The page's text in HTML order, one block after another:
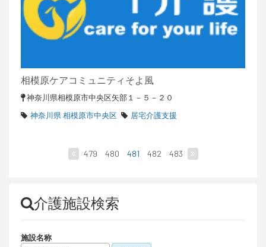
相模原ケアコミュニティそよ風
神奈川県相模原市中央区矢部１－５－２０
神奈川県 相模原市中央区
居宅介護支援
479 480 481 482 483
介護施設検索
施設名称